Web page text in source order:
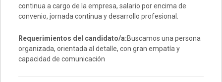
continua a cargo de la empresa, salario por encima de
convenio, jornada continua y desarrollo profesional.
Requerimientos del candidato/a:Buscamos una persona
organizada, orientada al detalle, con gran empatía y
capacidad de comunicación